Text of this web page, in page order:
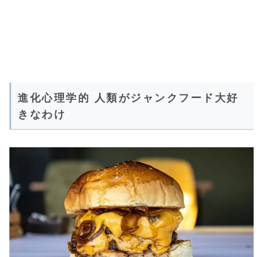
進化心理学的 人類がジャンクフード大好
きなわけ